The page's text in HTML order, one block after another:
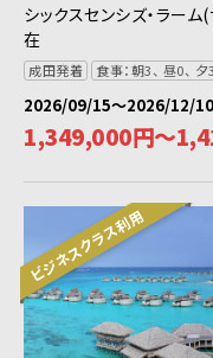
シックスセンシズ・ラー
在
成田発着 食事：朝3、 昼0、 夕3
2026/09/15～2026/12/
1,349,000円～
ビジネスクラス利用